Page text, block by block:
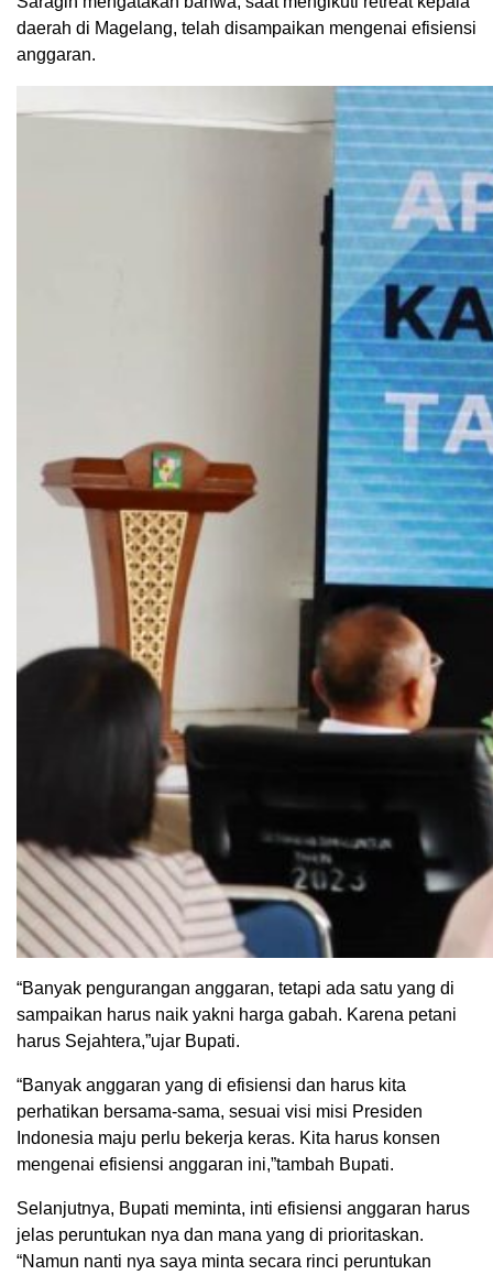
daerah di Magelang, telah disampaikan mengenai efisiensi
anggaran.
“Banyak pengurangan anggaran, tetapi ada satu yang di
sampaikan harus naik yakni harga gabah. Karena petani
harus Sejahtera,”ujar Bupati.
“Banyak anggaran yang di efisiensi dan harus kita
perhatikan bersama-sama, sesuai visi misi Presiden
Indonesia maju perlu bekerja keras. Kita harus konsen
mengenai efisiensi anggaran ini,”tambah Bupati.
Selanjutnya, Bupati meminta, inti efisiensi anggaran harus
jelas peruntukan nya dan mana yang di prioritaskan.
“Namun nanti nya saya minta secara rinci peruntukan